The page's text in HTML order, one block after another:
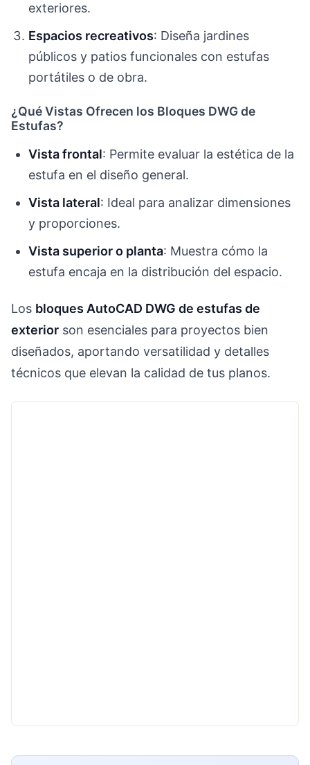
exteriores.
Espacios recreativos: Diseña jardines
públicos y patios funcionales con estufas
portátiles o de obra.
¿Qué Vistas Ofrecen los Bloques DWG de
Estufas?
Vista frontal: Permite evaluar la estética de la
estufa en el diseño general.
Vista lateral: Ideal para analizar dimensiones
y proporciones.
Vista superior o planta: Muestra cómo la
estufa encaja en la distribución del espacio.
Los bloques AutoCAD DWG de estufas de
exterior son esenciales para proyectos bien
diseñados, aportando versatilidad y detalles
técnicos que elevan la calidad de tus planos.